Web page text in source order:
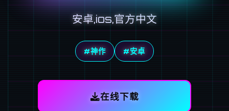
安卓,ios,官方中文
#神作 #安卓
在线下载